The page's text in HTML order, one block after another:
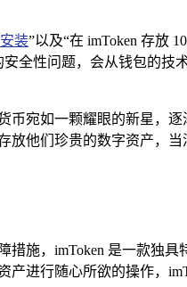
安装”以及“在 imToken 存放
全性问题，会从钱包的
币宛如一颗耀眼的新星，
他们珍贵的数字资产，
措施，imToken 是一款独
进行随心所欲的操作，